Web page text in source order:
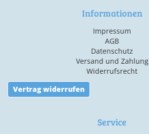
Informationen
Impressum
AGB
Datenschutz
Versand und Zahlung
Widerrufsrecht
Vertrag widerrufen
Service